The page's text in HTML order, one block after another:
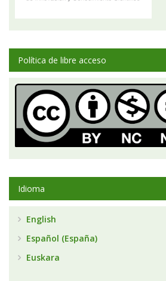
Política de libre acceso
Idioma
English
Español (España)
Euskara